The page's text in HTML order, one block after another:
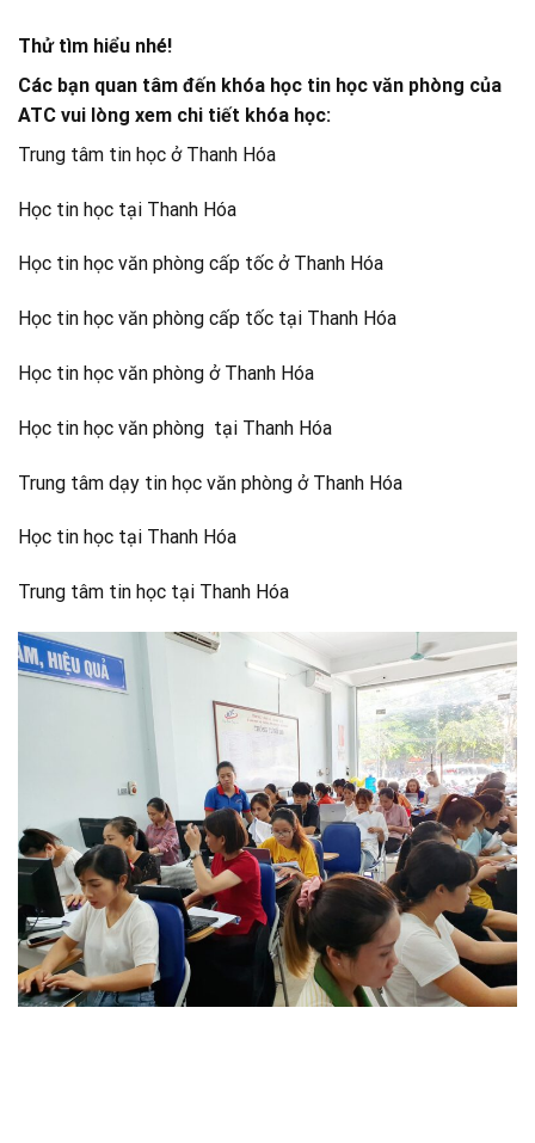
Thử tìm hiểu nhé!
Các bạn quan tâm đến khóa học tin học văn phòng của
ATC vui lòng xem chi tiết khóa học:
Trung tâm tin học ở Thanh Hóa
Học tin học tại Thanh Hóa
Học tin học văn phòng cấp tốc ở Thanh Hóa
Học tin học văn phòng cấp tốc tại Thanh Hóa
Học tin học văn phòng ở Thanh Hóa
Học tin học văn phòng tại Thanh Hóa
Trung tâm dạy tin học văn phòng ở Thanh Hóa
Học tin học tại Thanh Hóa
Trung tâm tin học tại Thanh Hóa